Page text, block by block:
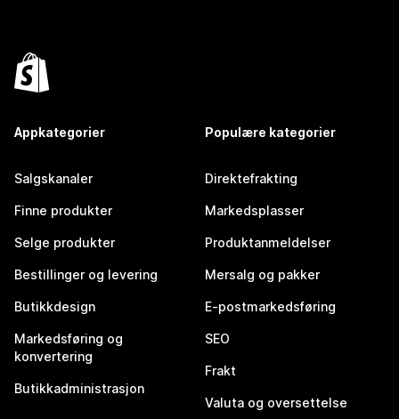
Appkategorier
Salgskanaler
Finne produkter
Selge produkter
Bestillinger og levering
Butikkdesign
Markedsføring og
konvertering
Butikkadministrasjon
Populære kategorier
Direktefrakting
Markedsplasser
Produktanmeldelser
Mersalg og pakker
E-postmarkedsføring
SEO
Frakt
Valuta og oversettelse